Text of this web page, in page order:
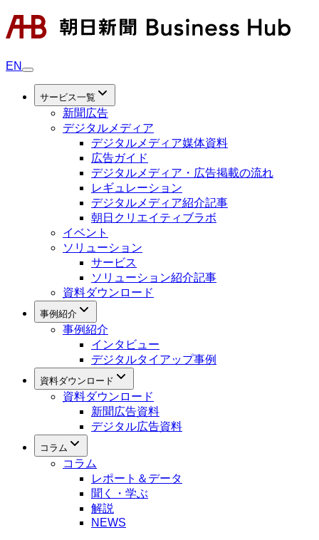
EN
サービス一覧
新聞広告
デジタルメディア
デジタルメディア媒体資料
広告ガイド
デジタルメディア・広告掲載の流れ
レギュレーション
デジタルメディア紹介記事
朝日クリエイティブラボ
イベント
ソリューション
サービス
ソリューション紹介記事
資料ダウンロード
事例紹介
事例紹介
インタビュー
デジタルタイアップ事例
資料ダウンロード
資料ダウンロード
新聞広告資料
デジタル広告資料
コラム
コラム
レポート＆データ
聞く・学ぶ
解説
NEWS